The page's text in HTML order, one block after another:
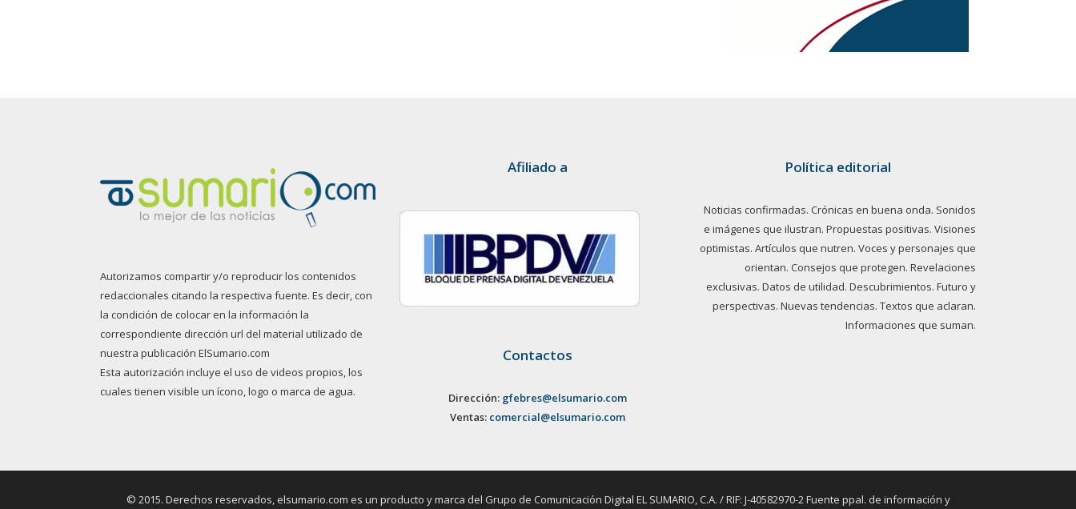
Autorizamos compartir y/o reproducir los contenidos
redaccionales citando la respectiva fuente. Es decir, con
la condición de colocar en la información la
correspondiente dirección url del material utilizado de
nuestra publicación ElSumario.com
Esta autorización incluye el uso de videos propios, los
cuales tienen visible un ícono, logo o marca de agua.
Afiliado a
Contactos
Dirección: gfebres@elsumario.com
Ventas: comercial@elsumario.com
Política editorial
Noticias confirmadas. Crónicas en buena onda. Sonidos
e imágenes que ilustran. Propuestas positivas. Visiones
optimistas. Artículos que nutren. Voces y personajes que
orientan. Consejos que protegen. Revelaciones
exclusivas. Datos de utilidad. Descubrimientos. Futuro y
perspectivas. Nuevas tendencias. Textos que aclaran.
Informaciones que suman.
© 2015. Derechos reservados, elsumario.com es un producto y marca del Grupo de Comunicación Digital EL SUMARIO, C.A. / RIF: J-40582970-2 Fuente ppal. de información y